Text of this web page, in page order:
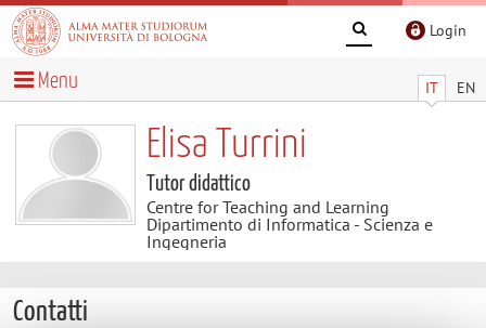
Login
IT EN
Menu
Elisa Turrini
Tutor didattico
Centre for Teaching and Learning
Dipartimento di Informatica - Scienza e
Ingegneria
Contatti